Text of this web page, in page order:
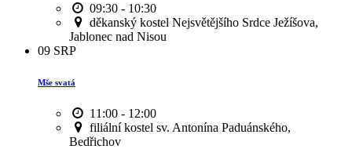
09:30 - 10:30
děkanský kostel Nejsvětějšího Srdce Ježíšova,
Jablonec nad Nisou
09 SRP
Mše svatá
11:00 - 12:00
filiální kostel sv. Antonína Paduánského,
Bedřichov